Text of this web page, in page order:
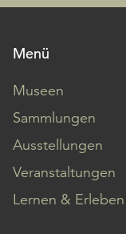
Menü
Museen
Sammlungen
Ausstellungen
Veranstaltungen
Lernen & Erleben